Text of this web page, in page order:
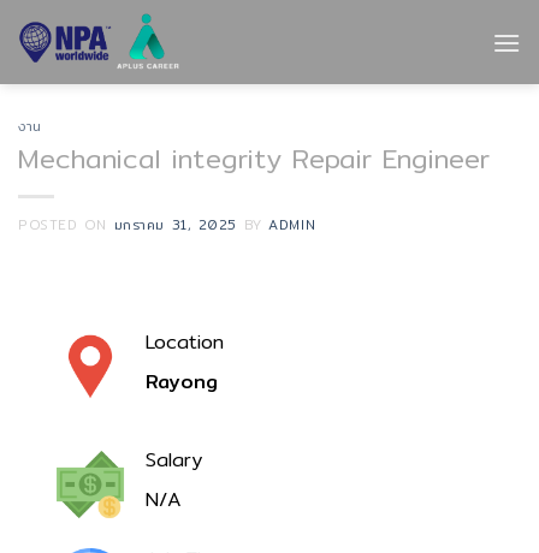
Skip
งาน
Mechanical integrity Repair Engineer
POSTED ON มกราคม 31, 2025 BYADMIN
Location
Rayong
Salary
N/A